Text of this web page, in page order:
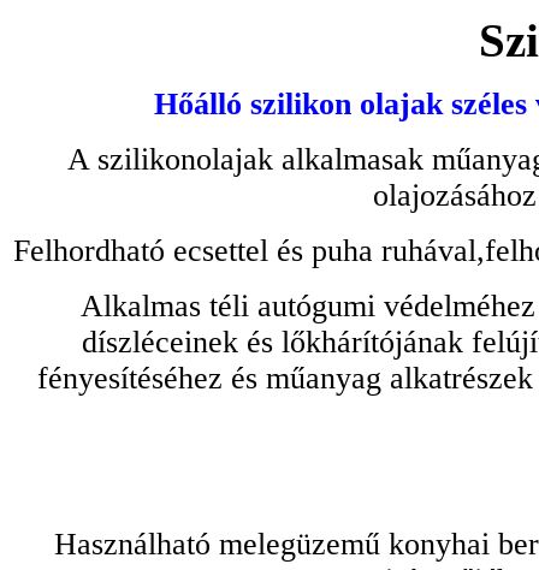
Hőálló szilikon olajak
A szilikonolajak alkalmasak
Felhordható ecsettel és puha
Alkalmas téli autógumi
díszléceinek és lőkhárítójának
fényesítéséhez és műanyag
Használható melegüzemű konyhai